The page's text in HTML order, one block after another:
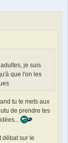
je suis
que l'on les
tu te mets aux
de prendre tes
débat sur le